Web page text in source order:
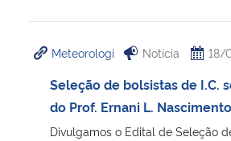
Meteorologi Notícia 18/
Seleção de bolsistas de I.C.
do Prof. Ernani L.
Divulgamos o Edital de Seleção